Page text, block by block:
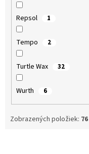
Repsol 1
Tempo 2
Turtle Wax 32
Wurth 6
Zobrazených položiek: 76